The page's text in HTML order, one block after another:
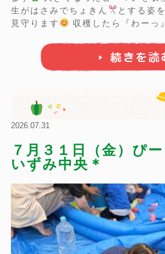
生がはさみでちょきん
とする姿
見守ります
収穫したら『わーっ
成長途中、引きつづき水やりしてい
今月は季 ...
2026.07.31
７月３１日（金）ぴ
いずみ中央＊